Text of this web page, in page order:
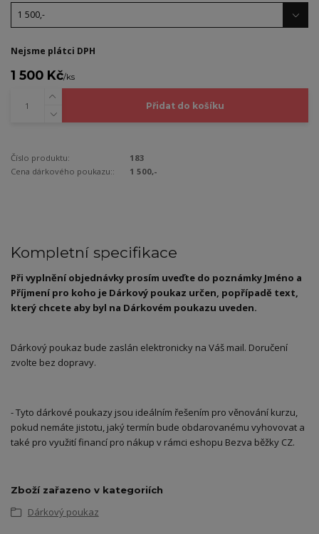
Nejsme plátci DPH
1 500 Kč/ks
Přidat do košíku
Číslo produktu:
183
Cena dárkového poukazu::
1 500,-
Kompletní specifikace
Při vyplnění objednávky prosím uveďte do poznámky Jméno a
Příjmenípro koho je Dárkový poukaz určen, popřípadě text,
který chcete aby byl na Dárkovém poukazu uveden.
Dárkový poukaz bude zaslán elektronicky na Váš mail. Doručení
zvolte bez dopravy.
- Tyto dárkové poukazy jsou ideálním řešením pro věnování kurzu,
pokud nemáte jistotu, jaký termín bude obdarovanému vyhovovat a
také pro využití financí pro nákup v rámci eshopu Bezva běžky CZ.
Zboží zařazeno v kategoriích
Dárkový poukaz